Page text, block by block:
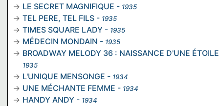
LE SECRET MAGNIFIQUE - 1935
TEL PERE, TEL FILS - 1935
TIMES SQUARE LADY - 1935
MÉDECIN MONDAIN - 1935
BROADWAY MELODY 36 : NAISSANCE D'UNE ÉTOILE
1935
L'UNIQUE MENSONGE - 1934
UNE MÉCHANTE FEMME - 1934
HANDY ANDY - 1934